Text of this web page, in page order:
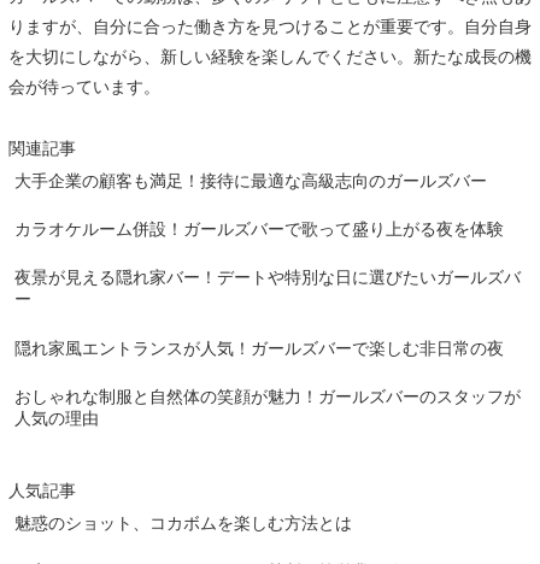
りますが、自分に合った働き方を見つけることが重要です。自分自身
を大切にしながら、新しい経験を楽しんでください。新たな成長の機
会が待っています。
関連記事
大手企業の顧客も満足！接待に最適な高級志向のガールズバー
カラオケルーム併設！ガールズバーで歌って盛り上がる夜を体験
夜景が見える隠れ家バー！デートや特別な日に選びたいガールズバ
ー
隠れ家風エントランスが人気！ガールズバーで楽しむ非日常の夜
おしゃれな制服と自然体の笑顔が魅力！ガールズバーのスタッフが
人気の理由
人気記事
魅惑のショット、コカボムを楽しむ方法とは